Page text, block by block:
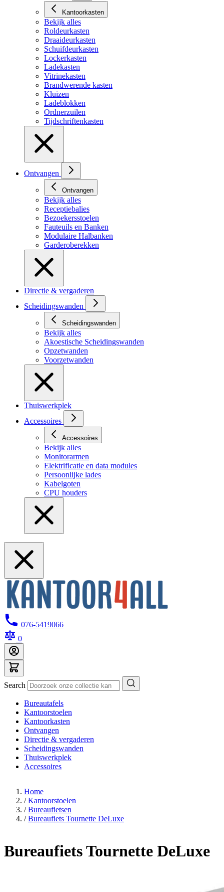
Kantoorkasten
Bekijk alles
Roldeurkasten
Draaideurkasten
Schuifdeurkasten
Lockerkasten
Ladekasten
Vitrinekasten
Brandwerende kasten
Kluizen
Ladeblokken
Ordnerzuilen
Tijdschriftenkasten
Ontvangen
Ontvangen
Bekijk alles
Receptiebalies
Bezoekersstoelen
Fauteuils en Banken
Modulaire Halbanken
Garderoberekken
Directie & vergaderen
Scheidingswanden
Scheidingswanden
Bekijk alles
Akoestische Scheidingswanden
Opzetwanden
Voorzetwanden
Thuiswerkplek
Accessoires
Accessoires
Bekijk alles
Monitorarmen
Elektrificatie en data modules
Persoonlijke lades
Kabelgoten
CPU houders
076-5419066
0
Search
Bureautafels
Kantoorstoelen
Kantoorkasten
Ontvangen
Directie & vergaderen
Scheidingswanden
Thuiswerkplek
Accessoires
Home
/ Kantoorstoelen
/ Bureaufietsen
/ Bureaufiets Tournette DeLuxe
Bureaufiets Tournette DeLuxe